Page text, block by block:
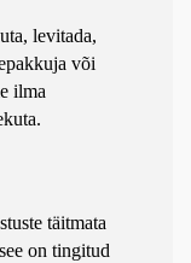
levitada,
või
ilma
täitmata
on tingitud